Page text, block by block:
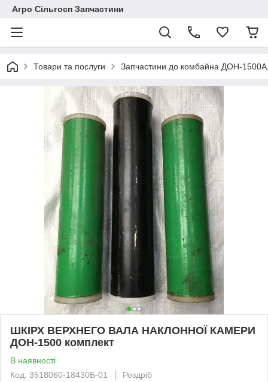
Агро Сільгосп Запчастини
Товари та послуги Запчастини до комбайна ДОН-
ШКІРХ ВЕРХНЕГО ВАЛА НАКЛОННОЇ КАМЕРИ
ДОН-1500 комплект
В наявності
Код: 3518060-18430Б-01
Роздріб